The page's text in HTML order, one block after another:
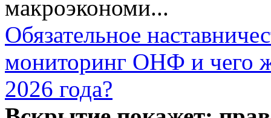
макроэкономи...
Обязательное
мониторинг ОНФ и чего
2026 года?